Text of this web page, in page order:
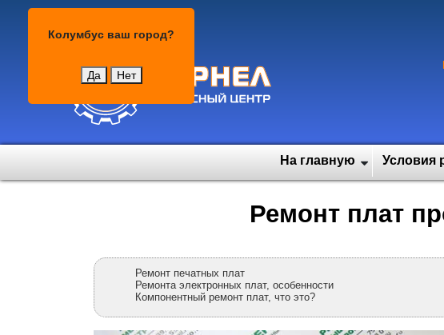
Колумбус ваш город?
Да Нет
На главную Условия
Ремонт плат
Ремонт печатных плат
Ремонта электронных плат, особенности
Компонентный ремонт плат, что это?